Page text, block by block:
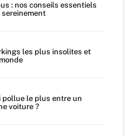
: nos conseils essentiels
sereinement
les plus insolites et
pollue le plus entre un
voiture ?